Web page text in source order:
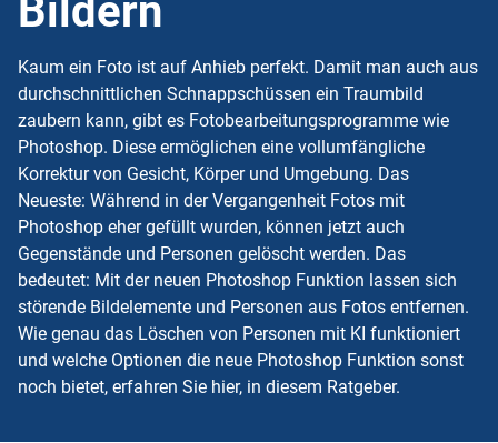
Bildern
Kaum ein Foto ist auf Anhieb perfekt. Damit man auch aus
durchschnittlichen Schnappschüssen ein Traumbild
zaubern kann, gibt es Fotobearbeitungsprogramme wie
Photoshop. Diese ermöglichen eine vollumfängliche
Korrektur von Gesicht, Körper und Umgebung. Das
Neueste: Während in der Vergangenheit Fotos mit
Photoshop eher gefüllt wurden, können jetzt auch
Gegenstände und Personen gelöscht werden. Das
bedeutet: Mit der neuen Photoshop Funktion lassen sich
störende Bildelemente und Personen aus Fotos entfernen.
Wie genau das Löschen von Personen mit KI funktioniert
und welche Optionen die neue Photoshop Funktion sonst
noch bietet, erfahren Sie hier, in diesem Ratgeber.